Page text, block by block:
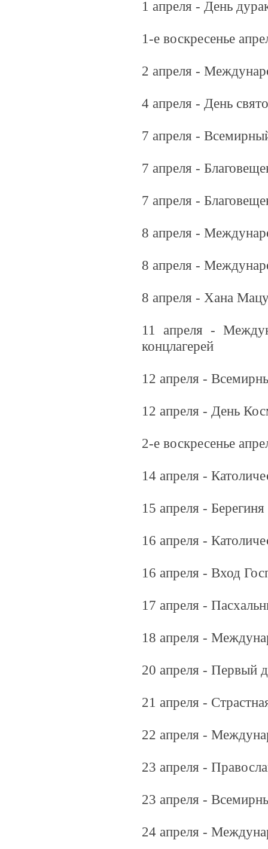
1 апреля - День
1-е воскресенье
2 апреля -
4 апреля - День
7 апреля -
7 апреля -
7 апреля -
8 апреля -
8 апреля -
8 апреля - Хана
11 апреля -
концлагерей
12 апреля -
12 апреля - День
2-е воскресенье
14 апреля -
15 апреля - Берегиня
16 апреля -
16 апреля - Вход
17 апреля -
18 апреля -
20 апреля - Первый
21 апреля -
22 апреля -
23 апреля -
23 апреля -
24 апреля -